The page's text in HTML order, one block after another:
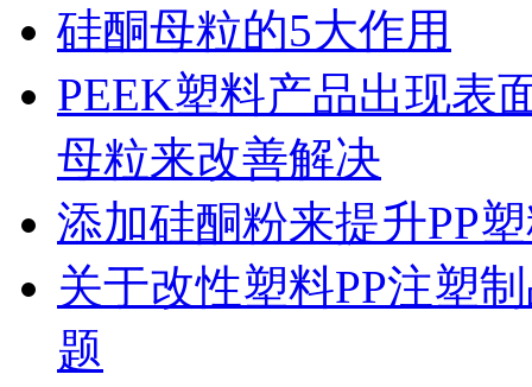
硅酮母粒的5大作用
PEEK塑料产品出现表
母粒来改善解决
添加硅酮粉来提升PP
关于改性塑料PP注塑
题